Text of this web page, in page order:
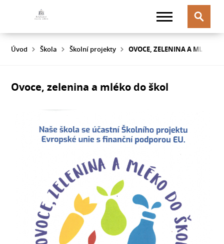
Úvod Škola Školní projekty OVOCE, ZELENINA A MLÉKO
Ovoce, zelenina a mléko do škol